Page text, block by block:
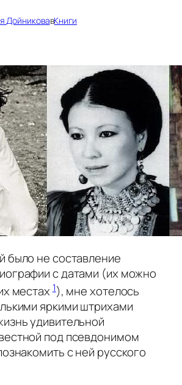
ДойниковавКниги
было не составление
с датами (их можно
местах1), мне хотелось
яркими штрихами
удивительной
под псевдонимом
с ней русского